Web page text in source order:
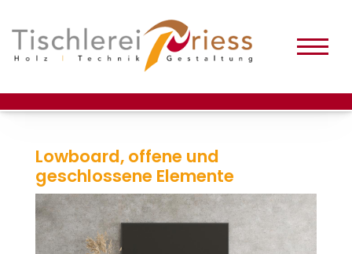
Lowboard, offene und
geschlossene Elemente